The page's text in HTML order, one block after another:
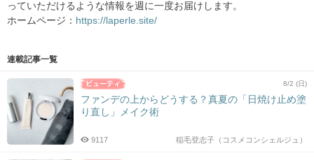
っていただけるような情報を週に一度お届けします。
ホームページ： https://laperle.site/
連載記事一覧
8/2 (日)
ファンデの上からどうする？真夏の「日焼け止め塗
り直し」メイク術
稲毛登志子（コスメコンシェルジュ）
9117